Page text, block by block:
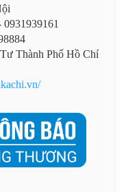
Thành Phố Hồ Chí